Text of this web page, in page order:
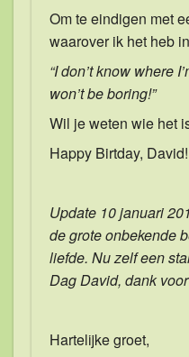
Om te eindigen met
waarover ik het heb
“I don’t know where
won’t be boring!”
Wil je weten wie het
Happy Birtday, David!
Update 10 januari
de grote onbekende
liefde. Nu zelf een
Dag David, dank
Hartelijke groet,